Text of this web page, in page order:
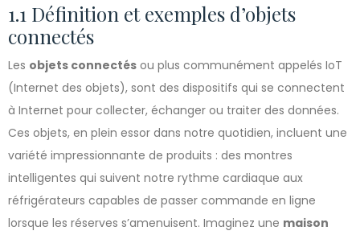
1.1 Définition et exemples d’objets
connectés
Les objets connectés ou plus communément appelés IoT
(Internet des objets), sont des dispositifs qui se connectent
à Internet pour collecter, échanger ou traiter des données.
Ces objets, en plein essor dans notre quotidien, incluent une
variété impressionnante de produits : des montres
intelligentes qui suivent notre rythme cardiaque aux
réfrigérateurs capables de passer commande en ligne
lorsque les réserves s’amenuisent. Imaginez une maison